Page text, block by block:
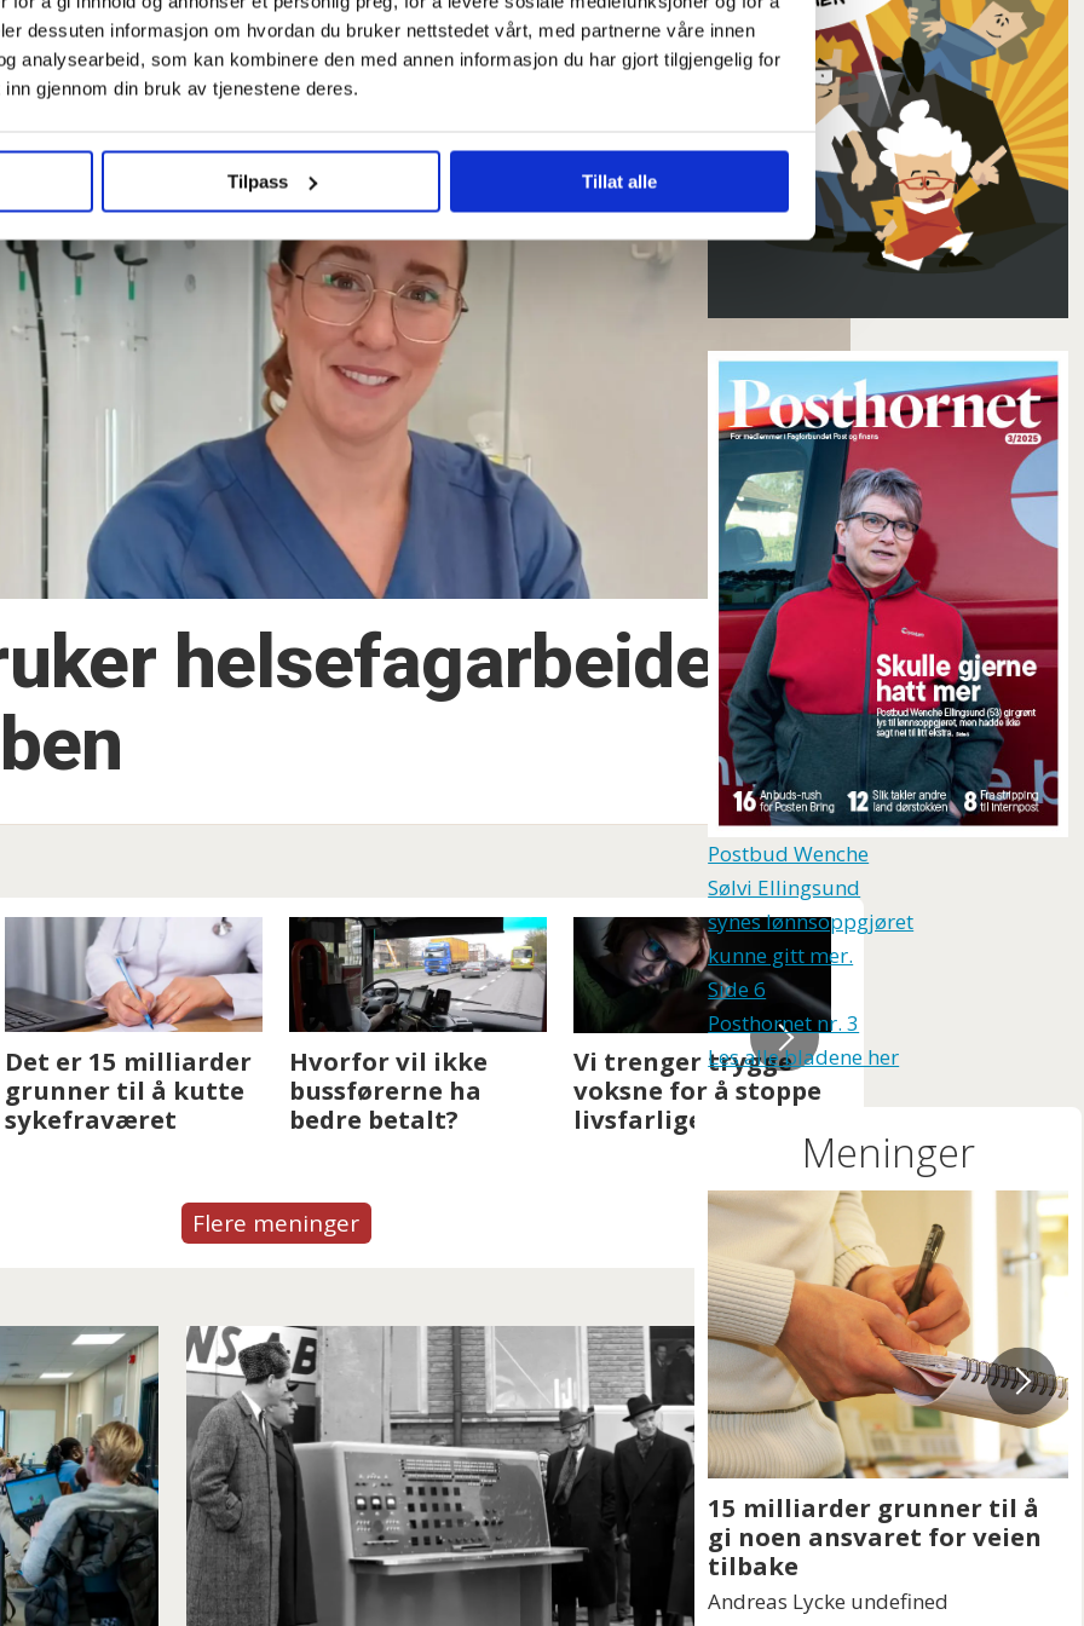
dessuten informasjon om hvordan du bruker nettstedet vårt, med partnerne våre innen
analysearbeid, som kan kombinere den med annen informasjon du har gjort tilgjengelig for
gjennom din bruk av tjenestene deres.
Tilpass Tillat alle
Postbud Wenche
Sølvi Ellingsund
synes lønnsoppgjøret
kunne gitt mer.
Side 6
Posthornet nr. 3
Les alle bladene her
Meninger
15 milliarder grunner til å
gi noen ansvaret for veien
tilbake
Andreas Lycke undefined
Det er 15 milliarder grunner
til å kutte sykefraværet
Elise Waagen undefined
helsefagarbeideren
Hvorfor vil ikke
bussførerne ha
bedre betalt?
Vi trenger trygge
voksne for å stoppe
livsfarlige nettverk
Ansattes sikkerhet
stopper ikke ved
skoleporten
Når menigheten
legning
Flere meninger